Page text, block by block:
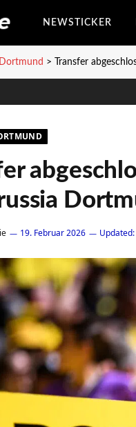
NEWSTICKER
> Transfer
19. Februar 2026 Updated: